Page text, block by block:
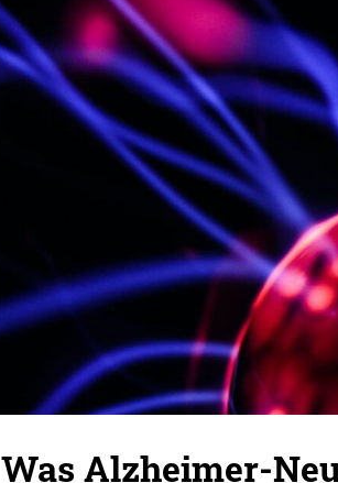
Was Alzheimer-